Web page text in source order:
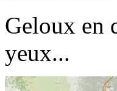
Geloux en
yeux...